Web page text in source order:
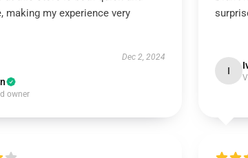
making my experience very
Dec 2, 2024
owner
I